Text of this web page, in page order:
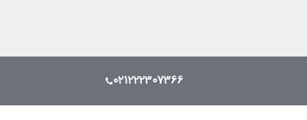
021222307366